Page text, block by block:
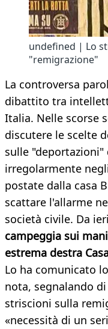
undefined | Lo
"remigrazione"
La controversa
dibattito tra
Italia. Nelle scorse
discutere le scelte
sulle
irregolarmente
postate dalla casa
scattare l'allarme
società civile. Da
campeggia sui
estrema destra
Lo ha comunicato
nota, segnalando
striscioni sulla
«necessità di un